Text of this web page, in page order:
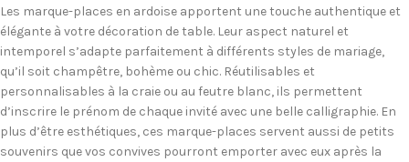
Les marque-places en ardoise apportent une touche authentique et
élégante à votre décoration de table. Leur aspect naturel et
intemporel s’adapte parfaitement à différents styles de mariage,
qu’il soit champêtre, bohème ou chic. Réutilisables et
personnalisables à la craie ou au feutre blanc, ils permettent
d’inscrire le prénom de chaque invité avec une belle calligraphie. En
plus d’être esthétiques, ces marque-places servent aussi de petits
souvenirs que vos convives pourront emporter avec eux après la